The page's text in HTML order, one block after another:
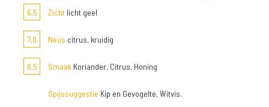
6,5
Zicht licht geel
7,0 Neus citrus, kruidig
6,5 Smaak Koriander, Citrus, Honing
Spijssuggestie Kip en Gevogelte, Witvis.